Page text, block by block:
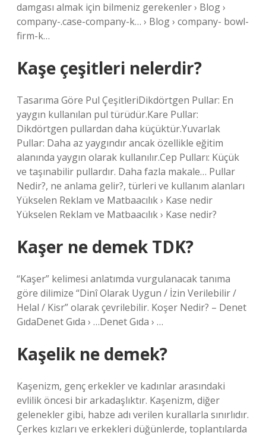
damgası almak için bilmeniz gerekenler › Blog ›
company-.case-company-k… › Blog › company- bowl-
firm-k…
Kaşe çeşitleri nelerdir?
Tasarıma Göre Pul ÇeşitleriDikdörtgen Pullar: En
yaygın kullanılan pul türüdür.Kare Pullar:
Dikdörtgen pullardan daha küçüktür.Yuvarlak
Pullar: Daha az yaygındır ancak özellikle eğitim
alanında yaygın olarak kullanılır.Cep Pulları: Küçük
ve taşınabilir pullardır. Daha fazla makale… Pullar
Nedir?, ne anlama gelir?, türleri ve kullanım alanları
Yükselen Reklam ve Matbaacılık › Kase nedir
Yükselen Reklam ve Matbaacılık › Kase nedir?
Kaşer ne demek TDK?
“Kaşer” kelimesi anlatımda vurgulanacak tanıma
göre dilimize “Dinî Olarak Uygun / İzin Verilebilir /
Helal / Kisr” olarak çevrilebilir. Koşer Nedir? – Denet
GıdaDenet Gıda › …Denet Gıda › …
Kaşelik ne demek?
Kaşenizm, genç erkekler ve kadınlar arasındaki
evlilik öncesi bir arkadaşlıktır. Kaşenizm, diğer
gelenekler gibi, habze adı verilen kurallarla sınırlıdır.
Çerkes kızları ve erkekleri düğünlerde, toplantılarda